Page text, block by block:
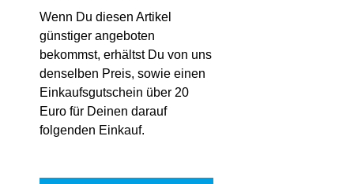
Wenn Du diesen Artikel
günstiger angeboten
bekommst, erhältst Du von uns
denselben Preis, sowie einen
Einkaufsgutschein über 20
Euro für Deinen darauf
folgenden Einkauf.